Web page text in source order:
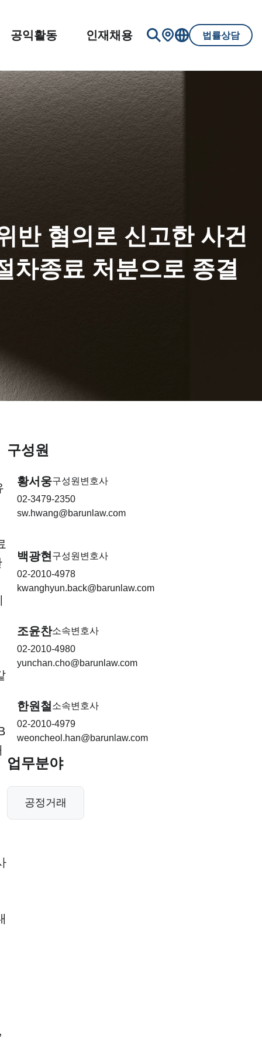
공익활동 인재채용 법률상담
반 혐의로 신고한 사건
차종료 처분으로 종결
구성원
황서웅구성원변호사
02-3479-2350
sw.hwang@barunlaw.com
백광현구성원변호사
02-2010-4978
kwanghyun.back@barunlaw.com
조윤찬소속변호사
02-2010-4980
yunchan.cho@barunlaw.com
한원철소속변호사
02-2010-4979
weoncheol.han@barunlaw.com
업무분야
공정거래